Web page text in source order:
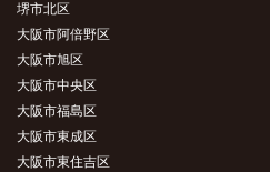
堺市北区
大阪市阿倍野区
大阪市旭区
大阪市中央区
大阪市福島区
大阪市東成区
大阪市東住吉区